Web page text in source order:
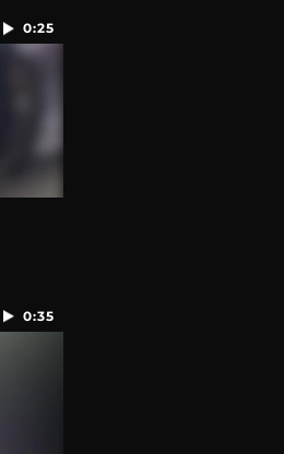
0:25
0:35